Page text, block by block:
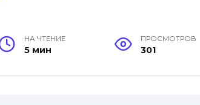
НА ЧТЕНИЕ
5 мин
ПРОСМОТРОВ
301